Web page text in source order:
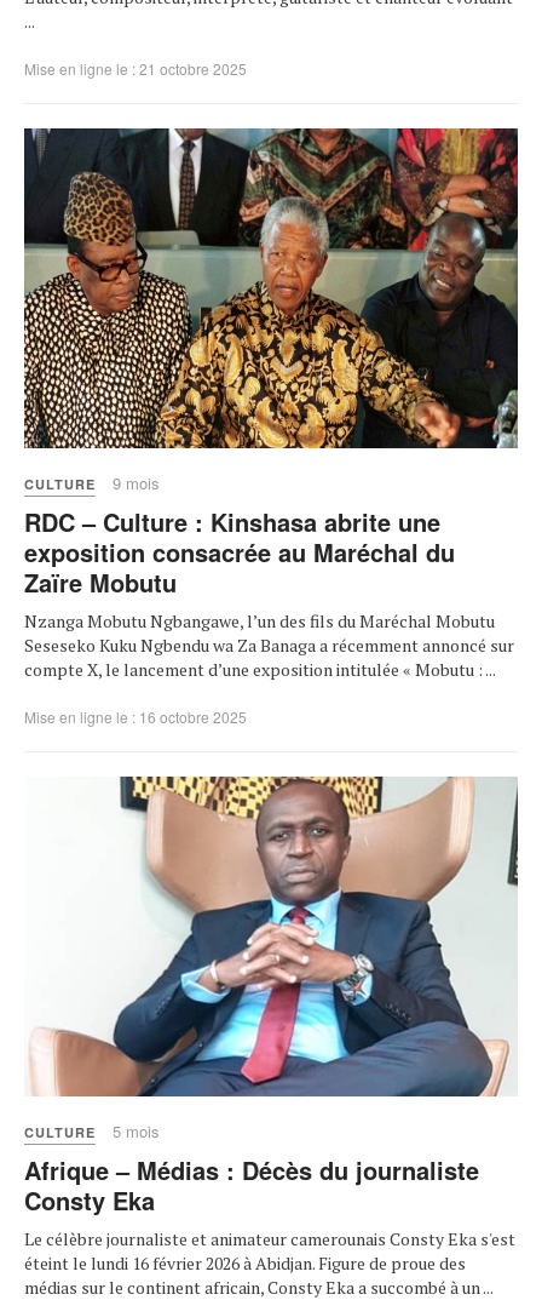
...
Mise en ligne le : 21 octobre 2025
CULTURE 9 mois
RDC – Culture : Kinshasa abrite une
exposition consacrée au Maréchal du
Zaïre Mobutu
Nzanga Mobutu Ngbangawe, l’un des fils du Maréchal Mobutu
Seseseko Kuku Ngbendu wa Za Banaga a récemment annoncé sur
compte X, le lancement d’une exposition intitulée « Mobutu : ...
Mise en ligne le : 16 octobre 2025
CULTURE 5 mois
Afrique – Médias : Décès du journaliste
Consty Eka
Le célèbre journaliste et animateur camerounais Consty Eka s'est
éteint le lundi 16 février 2026 à Abidjan. Figure de proue des
médias sur le continent africain, Consty Eka a succombé à un ...